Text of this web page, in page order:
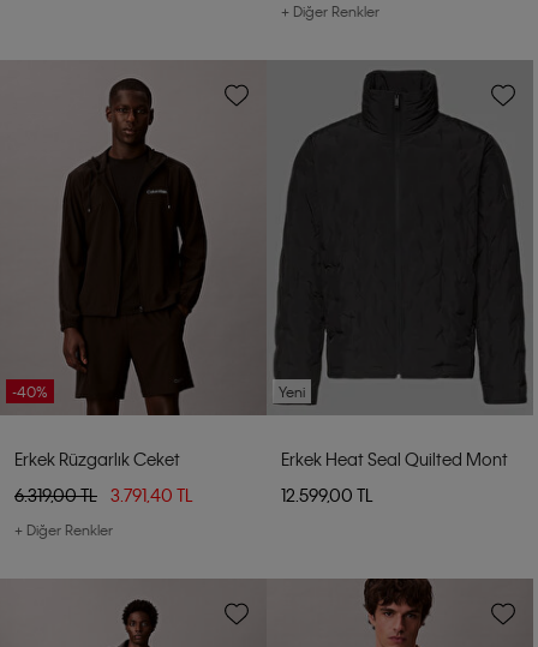
+ Diğer Renkler
-40%
Erkek Rüzgarlık Ceket
6.319,00 TL
3.791,40 TL
+ Diğer Renkler
Yeni
Erkek Heat Seal Quilted Mont
12.599,00 TL